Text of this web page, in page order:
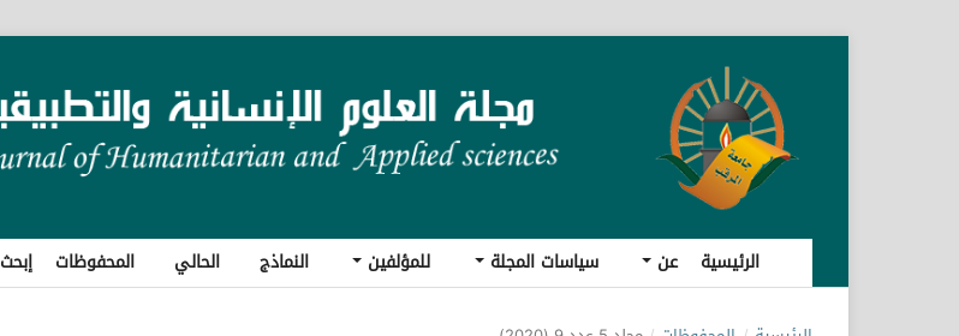
الرئيسية عن سياسات المجلة للمؤلفين النماذج الحالي المحفوظات إبحث